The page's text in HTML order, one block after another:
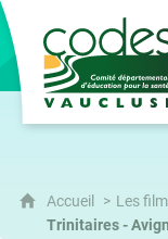
CoDES
Accueil Les
Trinitaires -